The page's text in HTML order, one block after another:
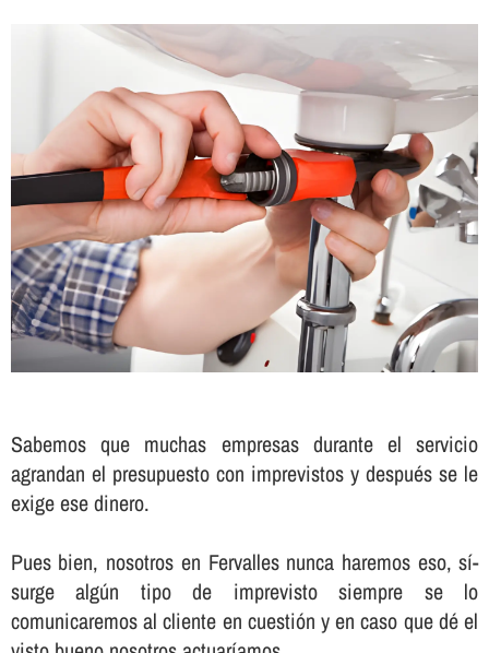
Sabemos que muchas empresas durante el servicio
agrandan el presupuesto con imprevistos y después se le
exige ese dinero.
Pues bien, nosotros en Fervalles nunca haremos eso, sí­
surge algún tipo de imprevisto siempre se lo
comunicaremos al cliente en cuestión y en caso que dé el